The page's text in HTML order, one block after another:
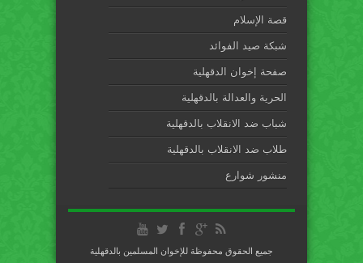
قصة الإسلام
شبكة صيد الفوائد
صفحة إخوان الدقهلية
الحرية والعدالة بالدقهلية
شباب ضد الانقلاب بالدقهلية
طلاب ضد الانقلاب بالدقهلية
منشور شوارع
جميع الحقوق محفوظة للإخوان المسلمين بالدقهلية